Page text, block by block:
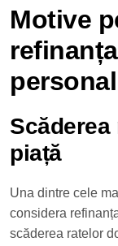
Motive
personal
piață
Una dintre cele
considera
scăderea ratelor